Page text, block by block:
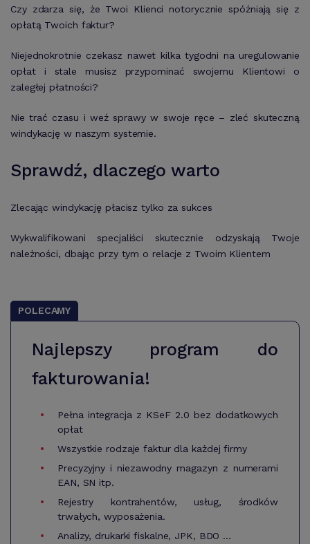
Czy zdarza się, że Twoi Klienci notorycznie spóźniają się z
opłatą Twoich faktur?
Niejednokrotnie czekasz nawet kilka tygodni na uregulowanie
opłat i stale musisz przypominać swojemu Klientowi o
zaległej płatności?
Nie trać czasu i weź sprawy w swoje ręce – zleć skuteczną
windykację w naszym systemie.
Sprawdź, dlaczego warto
Zlecając windykację płacisz tylko za sukces
Wykwalifikowani specjaliści skutecznie odzyskają Twoje
należności, dbając przy tym o relacje z Twoim Klientem
POLECAMY
Najlepszy program do
fakturowania!
Pełna integracja z KSeF 2.0 bez dodatkowych
opłat
Wszystkie rodzaje faktur dla każdej firmy
Precyzyjny i niezawodny magazyn z numerami
EAN, SN itp.
Rejestry kontrahentów, usług, środków
trwałych, wyposażenia.
Analizy, drukarki fiskalne, JPK, BDO ...